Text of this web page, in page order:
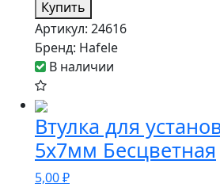
Купить
Артикул: 24616
Бренд: Hafele
В наличии
Втулка для
5х7мм Бесцветная
5,00₽